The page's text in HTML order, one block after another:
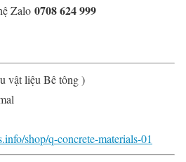
Zalo 0708 624 999
vật liệu Bê tông )
shop/q-concrete-materials-01